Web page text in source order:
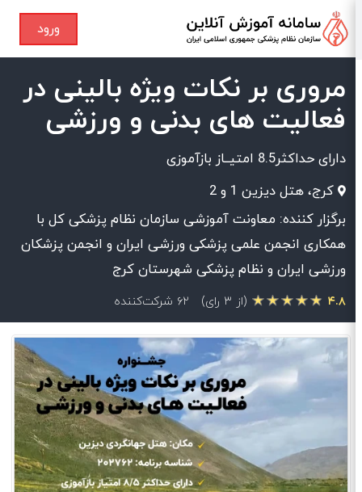
ورود
مروری بر نکات ویژه بالینی در
فعالیت های بدنی و ورزشی
دارای حداکثر8.5 امتیــاز بازآموزی
كرج، هتل دیزین 1 و 2
برگزار کننده: معاونت آموزشی سازمان نظام پزشکی کل با
همکاری انجمن علمی پزشکی ورزشی ایران و انجمن پزشکان
ورزشی ایران و نظام پزشکی شهرستان کرج
۴.۸ (از ۳ رای) ۶۲ شرکت‌کننده